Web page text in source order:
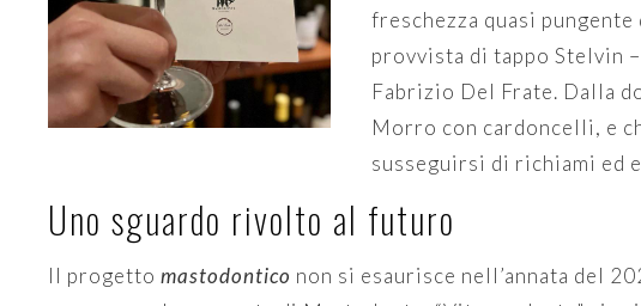
freschezza quasi
provvista di tappo Stelvin
Fabrizio Del Frate. Dalla
Morro con cardoncelli, e
susseguirsi di richiami ed
Uno sguardo rivolto al futuro
Il progetto mastodontico non si esaurisce nell’annata del